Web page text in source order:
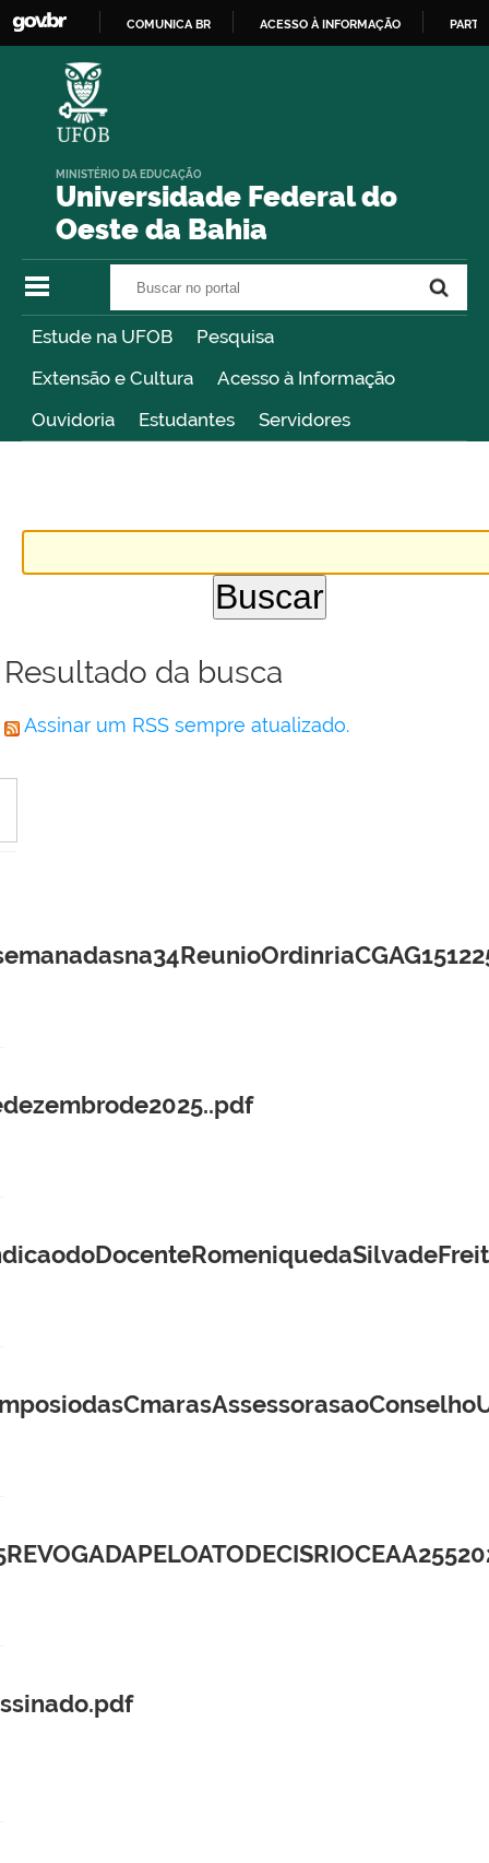
COMUNICA BR ACESSO À INFORMAÇÃO
Universidade Federal do
Oeste da Bahia
MINISTÉRIO DA EDUCAÇÃO
Estude na UFOB
Pesquisa
Extensão e Cultura
Acesso à Informação
Ouvidoria
Estudantes Servidores
Resultado da busca
Assinar um RSS sempre atualizado.